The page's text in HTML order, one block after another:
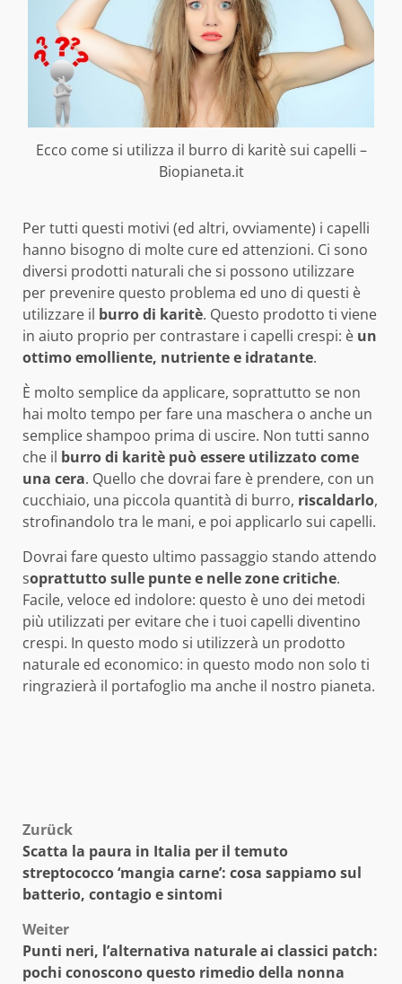
Ecco come si utilizza il burro di karitè sui capelli –
Biopianeta.it
Per tutti questi motivi (ed altri, ovviamente) i capelli
hanno bisogno di molte cure ed attenzioni. Ci sono
diversi prodotti naturali che si possono utilizzare
per prevenire questo problema ed uno di questi è
utilizzare il burro di karitè. Questo prodotto ti viene
in aiuto proprio per contrastare i capelli crespi: è un
ottimo emolliente, nutriente e idratante.
È molto semplice da applicare, soprattutto se non
hai molto tempo per fare una maschera o anche un
semplice shampoo prima di uscire. Non tutti sanno
che il burro di karitè può essere utilizzato come
una cera. Quello che dovrai fare è prendere, con un
cucchiaio, una piccola quantità di burro, riscaldarlo,
strofinandolo tra le mani, e poi applicarlo sui capelli.
Dovrai fare questo ultimo passaggio stando attendo
soprattutto sulle punte e nelle zone critiche.
Facile, veloce ed indolore: questo è uno dei metodi
più utilizzati per evitare che i tuoi capelli diventino
crespi. In questo modo si utilizzerà un prodotto
naturale ed economico: in questo modo non solo ti
ringrazierà il portafoglio ma anche il nostro pianeta.
Beitragsnavigation
Zurück
Scatta la paura in Italia per il temuto
streptococco ‘mangia carne’: cosa sappiamo sul
batterio, contagio e sintomi
Weiter
Punti neri, l’alternativa naturale ai classici patch:
pochi conoscono questo rimedio della nonna